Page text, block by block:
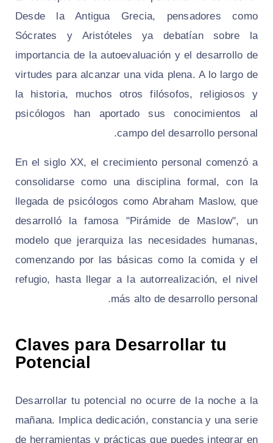
Desde la Antigua Grecia, pensadores como
Sócrates y Aristóteles ya debatían sobre la
importancia de la autoevaluación y el desarrollo de
virtudes para alcanzar una vida plena. A lo largo de
la historia, muchos otros filósofos, religiosos y
psicólogos han aportado sus conocimientos al
campo del desarrollo personal.
En el siglo XX, el crecimiento personal comenzó a
consolidarse como una disciplina formal, con la
llegada de psicólogos como Abraham Maslow, que
desarrolló la famosa "Pirámide de Maslow", un
modelo que jerarquiza las necesidades humanas,
comenzando por las básicas como la comida y el
refugio, hasta llegar a la autorrealización, el nivel
más alto de desarrollo personal.
Claves para Desarrollar tu
Potencial
Desarrollar tu potencial no ocurre de la noche a la
mañana. Implica dedicación, constancia y una serie
de herramientas y prácticas que puedes integrar en